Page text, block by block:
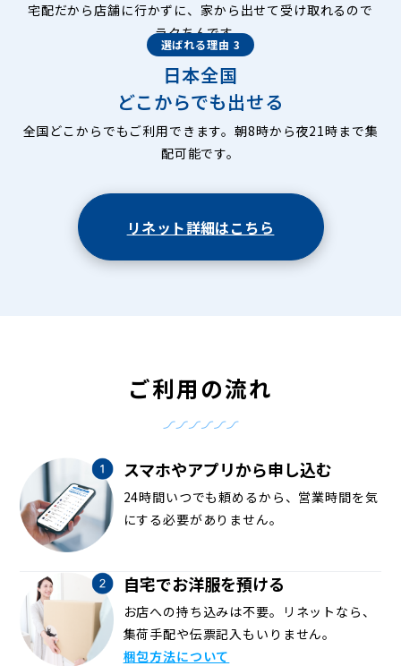
宅配だから店舗に行かずに、家から出せて受け取れるので
ラクちんです。
選ばれる理由 3
日本全国
どこからでも出せる
全国どこからでもご利用できます。朝8時から夜21時まで集
配可能です。
リネット詳細はこちら
ご利用の流れ
スマホやアプリから申し込む
24時間いつでも頼めるから、営業時間を気
にする必要がありません。
自宅でお洋服を預ける
お店への持ち込みは不要。リネットなら、
集荷手配や伝票記入もいりません。
梱包方法について